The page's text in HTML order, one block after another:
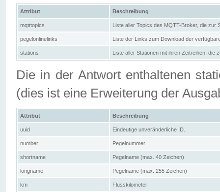
Attribut Beschreibung
mqtttopics Liste aller Topics des MQTT-Broker, die zur
pegelonlinelinks Liste der Links zum Download der
stations Liste aller Stationen mit ihren Zeitreihen, die
Die in der Antwort enthaltenen
(dies ist eine Erweiterung der
Attribut Beschreibung
uuid Eindeutige unveränderliche ID.
number Pegelnummer
shortname Pegelname (max. 40 Zeichen)
longname Pegelname (max. 255 Zeichen)
km Flusskilometer